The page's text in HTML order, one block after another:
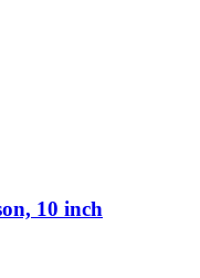
10 inch